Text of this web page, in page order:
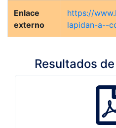
Enlace
externo
https://
lapidan-a--
Resultados